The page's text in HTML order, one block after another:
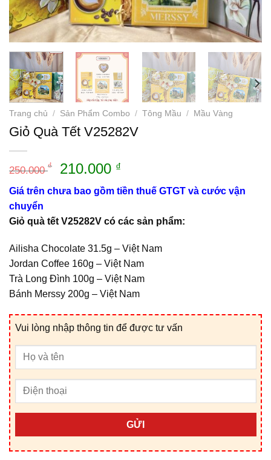
Trang chủ / Sản Phẩm Combo / Tông Mầu / Mầu Vàng
Giỏ Quà Tết V25282V
250.000₫
Giá
là:
210.000 ₫
hiện
tại
210.000 ₫.
Giá trên chưa bao gồm tiền thuế GTGT và cước vận
chuyển
Giỏ quà tết V25282V có các sản phẩm:
Ailisha Chocolate 31.5g – Việt Nam
Jordan Coffee 160g – Việt Nam
Trà Long Đình 100g – Việt Nam
Bánh Merssy 200g – Việt Nam
Vui lòng nhập thông tin để được tư vấn
GỬI